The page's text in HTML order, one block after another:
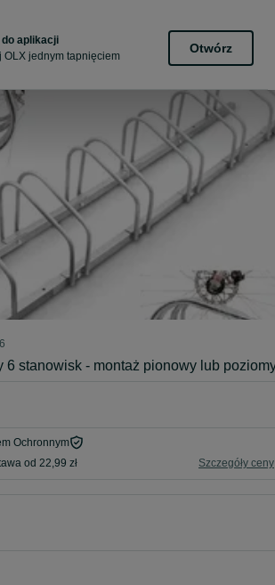
do aplikacji
OLX jednym tapnięciem
Otwórz
6 stanowisk - montaż pionowy lub
Ochronnym
od 22,99 zł Szczegóły ceny